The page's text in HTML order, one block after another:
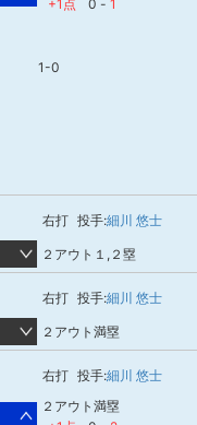
+1点
0 - 1
1-0
右打 投手:細川 悠士
２アウト１,２塁
右打 投手:細川 悠士
２アウト満塁
右打 投手:細川 悠士
２アウト満塁